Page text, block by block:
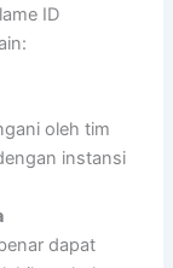
ID
oleh tim
instansi
dapat